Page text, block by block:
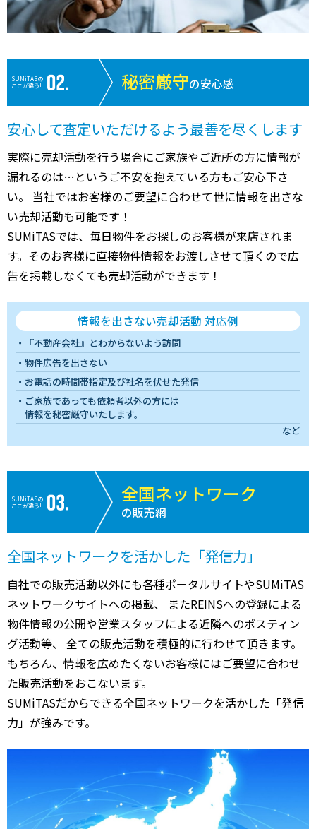
SUMiTASの
ここが違う!
秘密厳守の安心感
安心して査定いただけるよう最善を尽くします
実際に売却活動を行う場合にご家族やご近所の方に情報が
漏れるのは…というご不安を抱えている方もご安心下さ
い。 当社ではお客様のご要望に合わせて世に情報を出さな
い売却活動も可能です！
SUMiTASでは、毎日物件をお探しのお客様が来店されま
す。そのお客様に直接物件情報をお渡しさせて頂くので広
告を掲載しなくても売却活動ができます！
情報を出さない売却活動 対応例
『不動産会社』とわからないよう訪問
物件広告を出さない
お電話の時間帯指定及び社名を伏せた発信
ご家族であっても依頼者以外の方には
情報を秘密厳守いたします。
など
SUMiTASの
ここが違う!
全国ネットワーク
の販売網
全国ネットワークを活かした「発信力」
自社での販売活動以外にも各種ポータルサイトやSUMiTAS
ネットワークサイトへの掲載、 またREINSへの登録による
物件情報の公開や営業スタッフによる近隣へのポスティン
グ活動等、 全ての販売活動を積極的に行わせて頂きます。
もちろん、情報を広めたくないお客様にはご要望に合わせ
た販売活動をおこないます。
SUMiTASだからできる全国ネットワークを活かした「発信
力」が強みです。